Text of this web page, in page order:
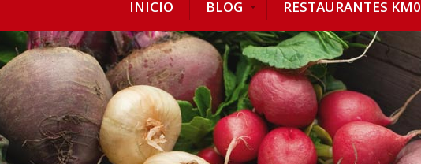
INICIO BLOG RESTAURANTES KM0